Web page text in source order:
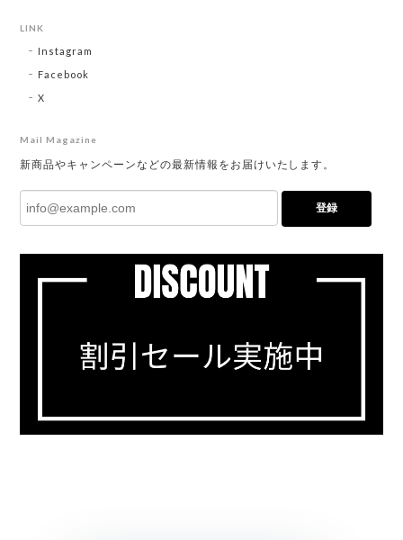
LINK
Instagram
Facebook
X
Mail Magazine
新商品やキャンペーンなどの最新情報をお届けいたします。
登録